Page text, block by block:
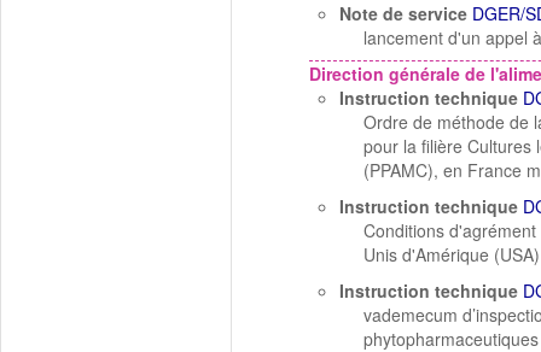
Note de service DGER/
lancement d'un appel
Direction générale de
Instruction technique
Ordre de méthode de
pour la filière Cultures
(PPAMC), en France
Instruction technique
Conditions
Unis d'Amérique
Instruction technique
vademecum